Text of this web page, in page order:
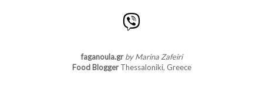
faganoula.gr by Marina Zafeiri
Food BloggerThessaloniki, Greece